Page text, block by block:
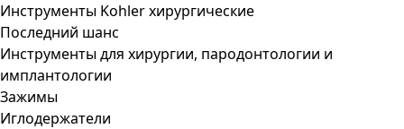
Инструменты Kohler хирургические
Последний шанс
Инструменты для хирургии, пародонтологии и
имплантологии
Зажимы
Иглодержатели